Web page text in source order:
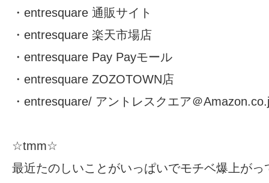
・ entresquare 通販サイト
・ entresquare 楽天市場店
・ entresquare Pay Payモール
・ entresquare ZOZOTOWN店
・ entresquare/ アントレスクエア＠
☆tmm☆
最近たのしいことがいっぱいでモチベ爆上がっ